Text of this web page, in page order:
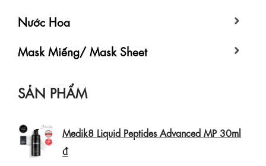
Nước Hoa
Mask Miếng/ Mask Sheet
SẢN PHẨM
Medik8 Liquid Peptides Advanced MP 30ml
₫